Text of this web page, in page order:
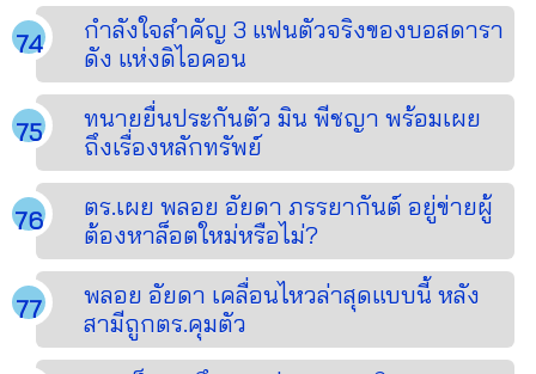
กำลังใจสำคัญ 3 แฟนตัวจริงของบอสดารา
ดัง แห่งดิไอคอน
ทนายยื่นประกันตัว มิน พีชญา พร้อมเผย
ถึงเรื่องหลักทรัพย์
ตร.เผย พลอย อัยดา ภรรยากันต์ อยู่ข่ายผู้
ต้องหาล็อตใหม่หรือไม่?
พลอย อัยดา เคลื่อนไหวล่าสุดแบบนี้ หลัง
สามีถูกตร.คุมตัว